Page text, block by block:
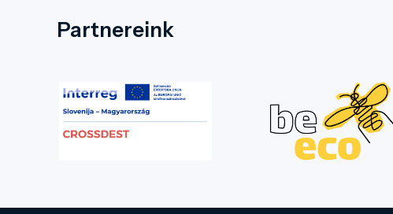
Partnereink